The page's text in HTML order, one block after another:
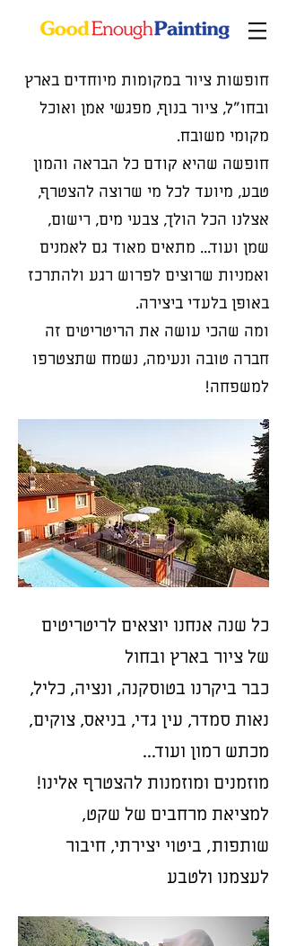
חופשות ציור במקומות מיוחדים בארץ
ובחו״ל, ציור בנוף, מפגשי אמן ואוכל
מקומי משובח.
חופשה שהיא קודם כל הבראה והמון
טבע, מיועד לכל מי שרוצה להצטרף,
אצלנו הכל הולך, צבעי מים, רישום,
שמן ועוד... מתאים מאוד גם לאמנים
ואמניות שרוצים לפרוש רגע ולהתרכז
באופן בלעדי ביצירה.
ומה שהכי עושה את הריטריטים זה
חברה טובה ונעימה, נשמח שתצטרפו
למשפחה!
כל שנה אנחנו יוצאים לריטריטים
של ציור בארץ ובחול
כבר ביקרנו בטוסקנה, ונציה, כליל,
נאות סמדר, עין גדי, בניאס, צוקים,
מכתש רמון ועוד...
מוזמנים ומוזמנות להצטרף אלינו!
למציאת מרחבים של שקט,
שותפות, ביטוי יצירתי, חיבור
לעצמנו ולטבע